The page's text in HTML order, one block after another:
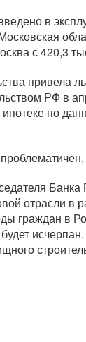
в
с 420,3
привела
РФ в
по
отрасли в
граждан в